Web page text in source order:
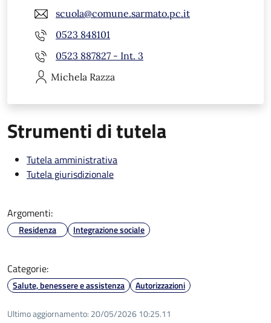
scuola@comune.sarmato.pc.it
0523 848101
0523 887827 - Int. 3
Michela Razza
Strumenti di tutela
Tutela amministrativa
Tutela giurisdizionale
Argomenti:
Residenza Integrazione sociale
Categorie:
Salute, benessere e assistenza Autorizzazioni
Ultimo aggiornamento: 20/05/2026 10:25.11